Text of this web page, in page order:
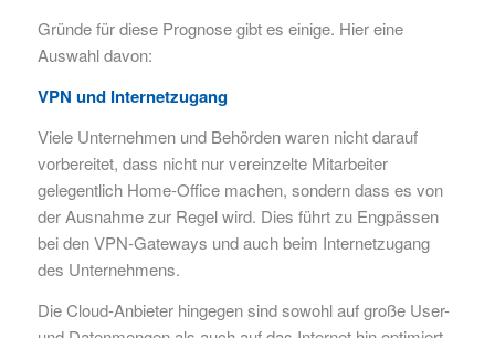
Gründe für diese Prognose gibt es einige. Hier eine
Auswahl davon:
VPN und Internetzugang
Viele Unternehmen und Behörden waren nicht darauf
vorbereitet, dass nicht nur vereinzelte Mitarbeiter
gelegentlich Home-Office machen, sondern dass es von
der Ausnahme zur Regel wird. Dies führt zu Engpässen
bei den VPN-Gateways und auch beim Internetzugang
des Unternehmens.
Die Cloud-Anbieter hingegen sind sowohl auf große User-